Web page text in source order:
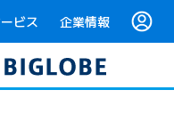
ビス 企業情報